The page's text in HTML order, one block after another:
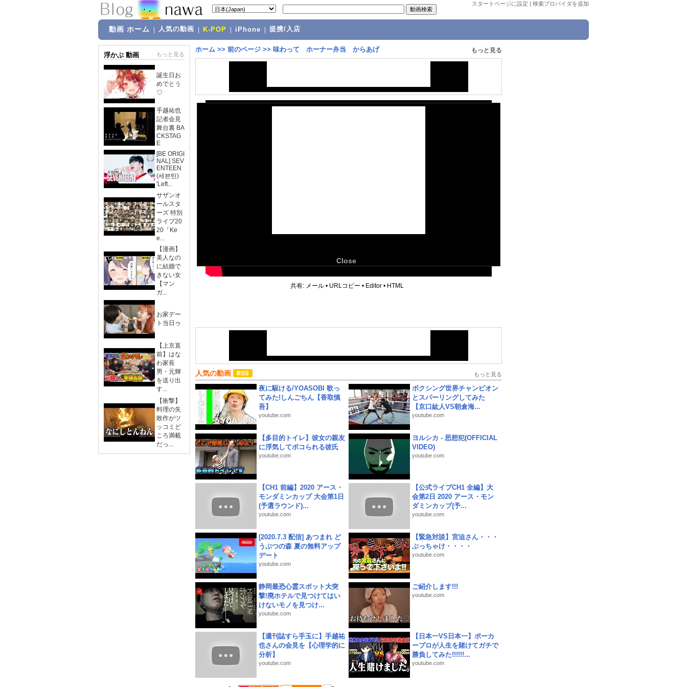
スタートページに設定 | 検索プロバイダを追加
動画 ホーム 人気の動画 K-POP iPhone 提携/入店
浮かぶ 動画 もっと見る
誕生日お
めでとう
♡
手越祐也
記者会見
舞台裏 BA
CKSTAG
E
[BE ORIGI
NAL] SEV
ENTEEN
(세븐틴)
'Left...
サザンオ
ールスタ
ーズ 特別
ライブ20
20「Ke
e...
【漫画】
美人なの
に結婚で
きない女
【マン
ガ...
お家デー
ト当日ゥ
【上京直
前】はな
わ家長
男・元輝
を送り出
す...
【衝撃】
料理の失
敗作がツ
ッコミど
ころ満載
だっ...
ホーム >> 前のページ >> 味わって ホーナー弁当 からあげ もっと見る
Close
共有: メール • URLコピー • Editor • HTML
人気の動画 もっと見る
夜に駆ける/YOASOBI 歌っ
てみた!しんごちん【香取慎
吾】
youtube.com
ボクシング世界チャンピオン
とスパーリングしてみた
【京口紘人VS朝倉海...
youtube.com
【多目的トイレ】彼女の親友
に浮気してボコられる彼氏
youtube.com
ヨルシカ - 思想犯(OFFICIAL
VIDEO)
youtube.com
【CH1 前編】2020 アース・
モンダミンカップ 大会第1日
(予選ラウンド)...
youtube.com
【公式ライブCH1 全編】大
会第2日 2020 アース・モン
ダミンカップ(予...
youtube.com
[2020.7.3 配信] あつまれ ど
うぶつの森 夏の無料アップ
デート
youtube.com
【緊急対談】宮迫さん・・・
ぶっちゃけ・・・・
youtube.com
静岡最恐心霊スポット大突
撃!廃ホテルで見つけてはい
けないモノを見つけ...
youtube.com
ご紹介します!!!
youtube.com
【週刊誌すら手玉に】手越祐
也さんの会見を【心理学的に
分析】
youtube.com
【日本一VS日本一】ポーカ
ープロが人生を賭けてガチで
勝負してみた!!!!!!...
youtube.com